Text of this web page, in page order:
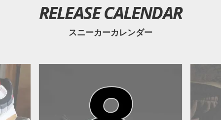
RELEASE CALENDAR
スニーカーカレンダー